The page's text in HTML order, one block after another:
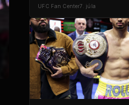
UFC Fan Center7. júla